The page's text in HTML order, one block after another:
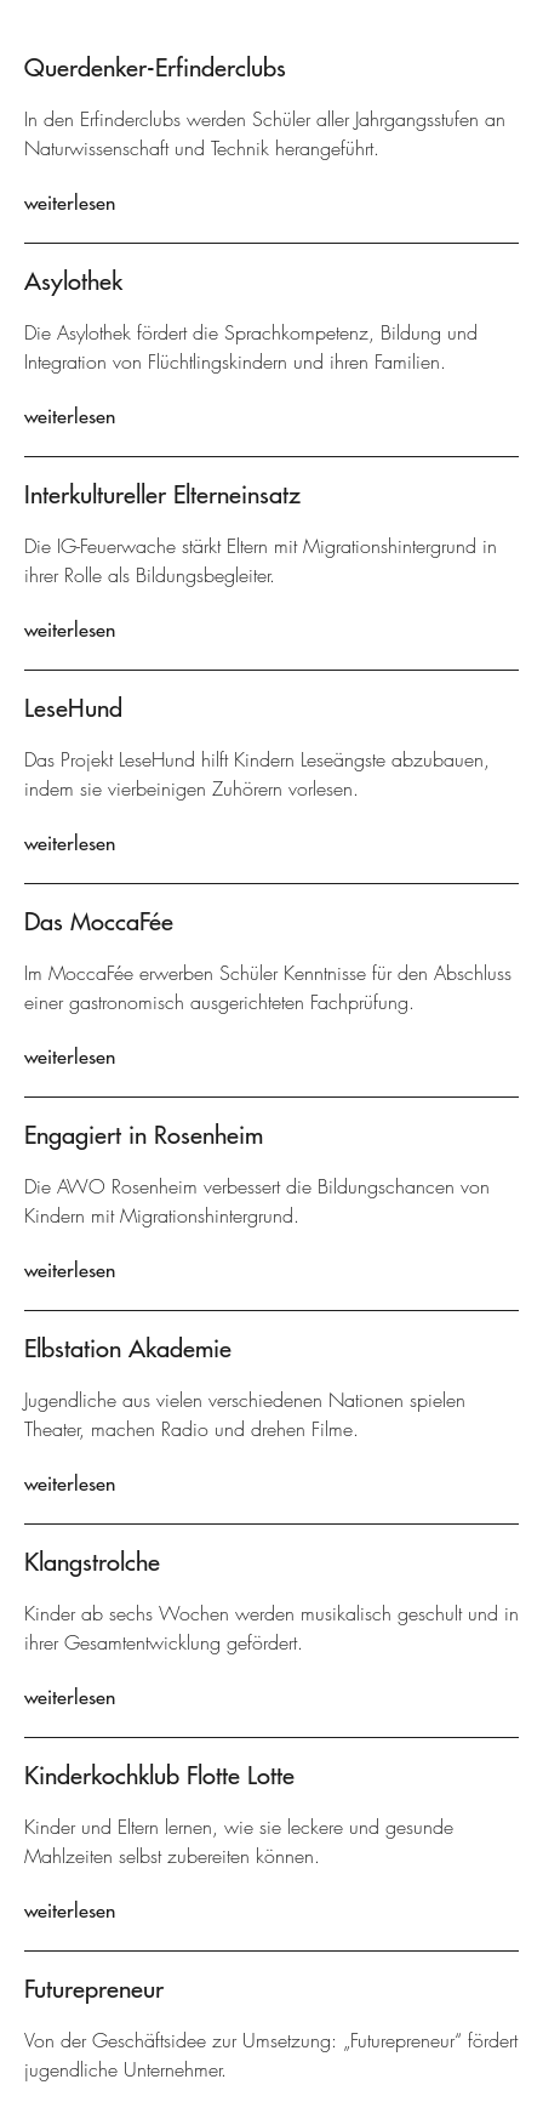
Querdenker-Erfinderclubs
In den Erfinderclubs werden Schüler aller Jahrgangsstufen an
Naturwissenschaft und Technik herangeführt.
weiterlesen
Asylothek
Die Asylothek fördert die Sprachkompetenz, Bildung und
Integration von Flüchtlingskindern und ihren Familien.
weiterlesen
Interkultureller Elterneinsatz
Die IG-Feuerwache stärkt Eltern mit Migrationshintergrund in
ihrer Rolle als Bildungsbegleiter.
weiterlesen
LeseHund
Das Projekt LeseHund hilft Kindern Leseängste abzubauen,
indem sie vierbeinigen Zuhörern vorlesen.
weiterlesen
Das MoccaFée
Im MoccaFée erwerben Schüler Kenntnisse für den Abschluss
einer gastronomisch ausgerichteten Fachprüfung.
weiterlesen
Engagiert in Rosenheim
Die AWO Rosenheim verbessert die Bildungschancen von
Kindern mit Migrationshintergrund.
weiterlesen
Elbstation Akademie
Jugendliche aus vielen verschiedenen Nationen spielen
Theater, machen Radio und drehen Filme.
weiterlesen
Klangstrolche
Kinder ab sechs Wochen werden musikalisch geschult und in
ihrer Gesamtentwicklung gefördert.
weiterlesen
Kinderkochklub Flotte Lotte
Kinder und Eltern lernen, wie sie leckere und gesunde
Mahlzeiten selbst zubereiten können.
weiterlesen
Futurepreneur
Von der Geschäftsidee zur Umsetzung: „Futurepreneur“ fördert
jugendliche Unternehmer.